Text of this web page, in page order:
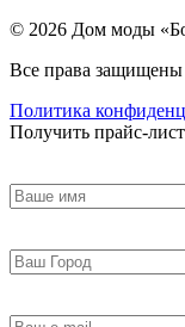
© 2026 Дом моды
Все права защищены
Политика
Получить прайс-лист